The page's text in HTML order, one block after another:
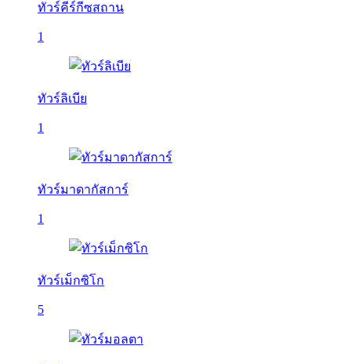
ทัวร์คีร์กีซสถาน
1
ทัวร์ลิเบีย
1
ทัวร์มาดากัสการ์
1
ทัวร์เม็กซิโก
5